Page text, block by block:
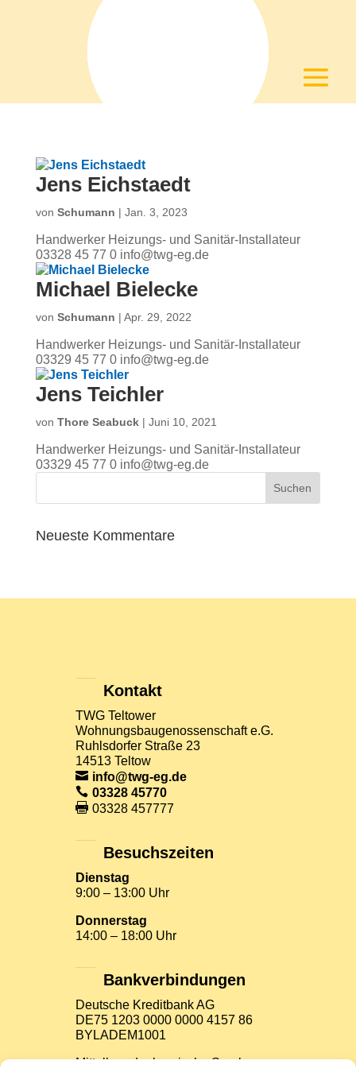
Jens Eichstaedt
von Schumann | Jan. 3, 2023
Handwerker Heizungs- und Sanitär-Installateur
03328 45 77 0 info@twg-eg.de
Michael Bielecke
von Schumann | Apr. 29, 2022
Handwerker Heizungs- und Sanitär-Installateur
03329 45 77 0 info@twg-eg.de
Jens Teichler
von Thore Seabuck| Juni 10, 2021
Handwerker Heizungs- und Sanitär-Installateur
03329 45 77 0 info@twg-eg.de
Neueste Kommentare
Kontakt
TWG Teltower
Wohnungsbaugenossenschaft e.G.
Ruhlsdorfer Straße 23
14513 Teltow
info@twg-eg.de
03328 45770
03328 457777
Besuchszeiten
Dienstag
9:00 – 13:00 Uhr
Donnerstag
14:00 – 18:00 Uhr
Bankverbindungen
Deutsche Kreditbank AG
DE75 1203 0000 0000 4157 86
BYLADEM1001
Mittelbrandenburgische Sparkasse